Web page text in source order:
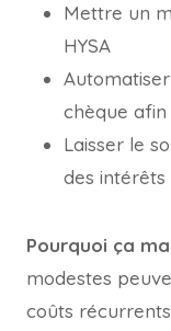
Mettre un
HYSA
chèque
Laisser le
des
Pourquoi ça
modestes
coûts